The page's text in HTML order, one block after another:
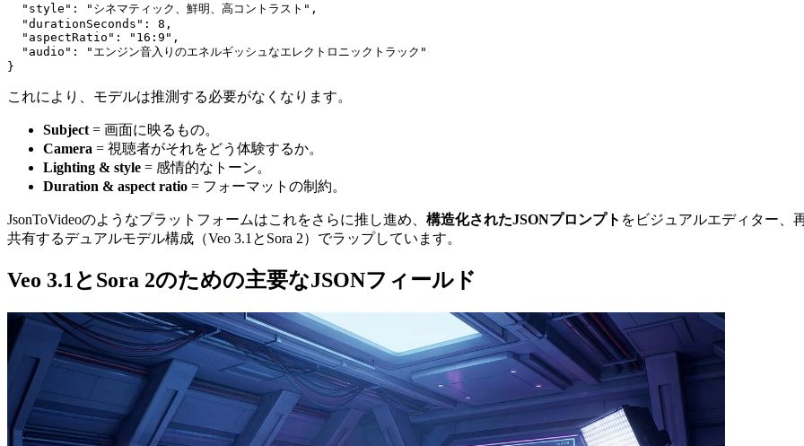
  "style": "シネマティック、鮮明、高コントラスト",
  "durationSeconds": 8,
  "aspectRatio": "16:9",
  "audio": "エンジン音入りのエネルギッシュなエレクトロニックトラック"
これにより、モデルは推測する必要がなくなります。
Subject = 画面に映るもの。
Camera = 視聴者がそれをどう体験するか。
Lighting & style = 感情的なトーン。
Duration & aspect ratio = フォーマットの制約。
JsonToVideoのようなプラットフォームはこれをさらに推し進め、 構造化されたJSONプロンプト をビジュアルエディター、
共有するデュアルモデル構成（Veo 3.1とSora 2）でラップしています。
Veo 3.1とSora 2のための主要なJSONフィールド